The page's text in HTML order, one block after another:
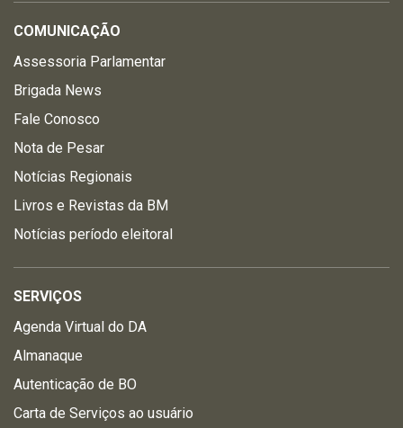
COMUNICAÇÃO
Assessoria Parlamentar
Brigada News
Fale Conosco
Nota de Pesar
Notícias Regionais
Livros e Revistas da BM
Notícias período eleitoral
SERVIÇOS
Agenda Virtual do DA
Almanaque
Autenticação de BO
Carta de Serviços ao usuário